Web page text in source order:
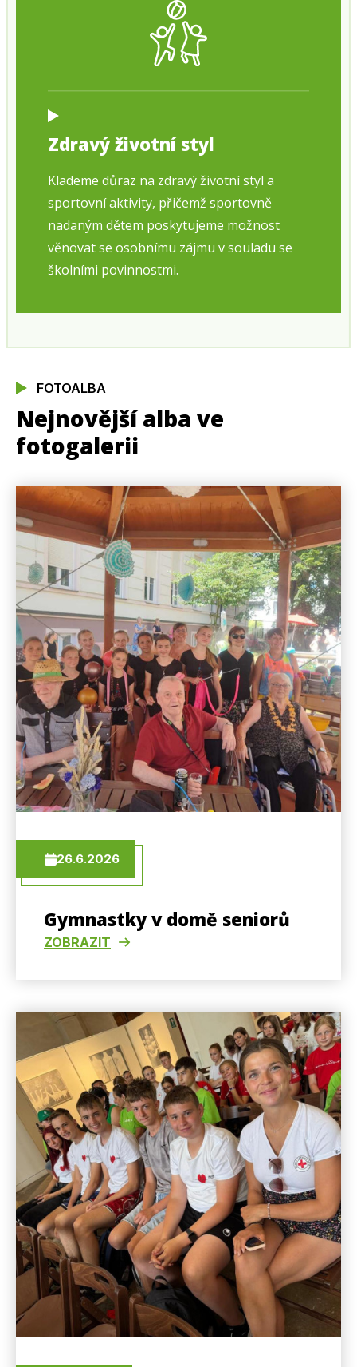
Zdravý životní styl
Klademe důraz na zdravý životní styl a
sportovní aktivity, přičemž sportovně
nadaným dětem poskytujeme možnost
věnovat se osobnímu zájmu v souladu se
školními povinnostmi.
FOTOALBA
Nejnovější alba ve
fotogalerii
26.6.2026
Gymnastky v domě seniorů
ZOBRAZIT